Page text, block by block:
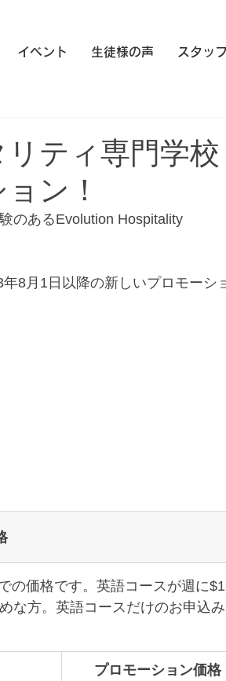
イベント 生徒様の声 スタッ
ティ専門学校
ン！
のあるEvolution Hospitality
8月1日以降の新しいプロモーシ
の価格です。英語コースが週に
な方。英語コースだけのお申込
プロモーション価格